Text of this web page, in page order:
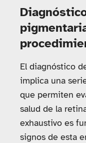
El diagnóstico
implica una
que permiten
salud de la
exhaustivo es
signos de esta